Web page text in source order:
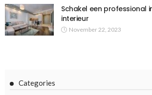
Schakel een professional
interieur
November 22, 2023
Categories